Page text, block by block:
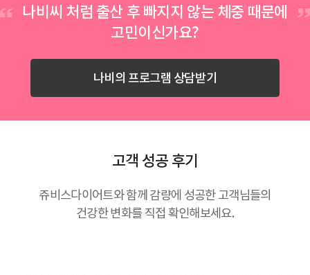
나비씨 처럼 출산 후 빠지지 않는 체중 때문에
고민이신가요?
나비의 프로그램 상담받기
고객 성공 후기
쥬비스다이어트와 함께 감량에 성공한 고객님들의
건강한 변화를 직접 확인해보세요.